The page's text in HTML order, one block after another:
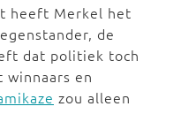
heeft Merkel het
de
dat politiek toch
en
zou alleen